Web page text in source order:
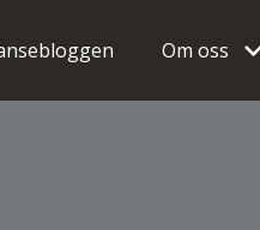
Om oss